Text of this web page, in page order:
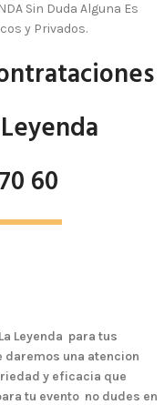
Sin Duda Alguna Es
y Privados.
60
Leyenda para tus
daremos una atencion
y eficacia que
tu evento no dudes en